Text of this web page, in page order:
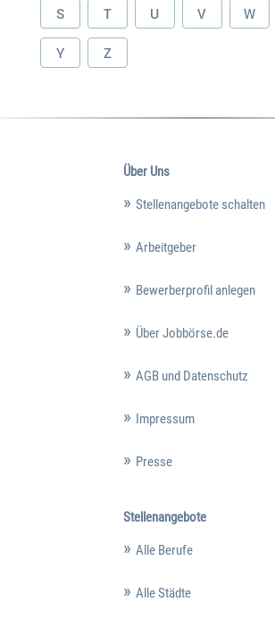
S T U V W
Y Z
Über Uns
Stellenangebote schalten
Arbeitgeber
Bewerberprofil anlegen
Über Jobbörse.de
AGB und Datenschutz
Impressum
Presse
Stellenangebote
Alle Berufe
Alle Städte